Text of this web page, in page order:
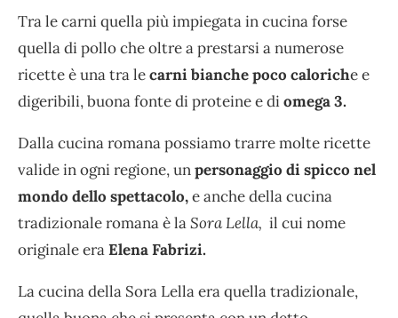
Tra le carni quella più impiegata in cucina forse
quella di pollo che oltre a prestarsi a numerose
ricette è una tra lecarni bianche poco caloriche e
digeribili, buona fonte di proteine e diomega 3.
Dalla cucina romana possiamo trarre molte ricette
valide in ogni regione, unpersonaggio di spicco nel
mondo dello spettacolo,e anche della cucina
tradizionale romana è laSora Lella, il cui nome
originale eraElena Fabrizi.
La cucina della Sora Lella era quella tradizionale,